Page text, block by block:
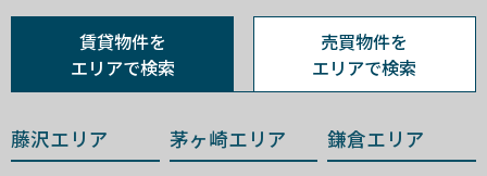
賃貸物件を
エリアで検索
売買物件を
エリアで検索
藤沢エリア 茅ヶ崎エリア 鎌倉エリア